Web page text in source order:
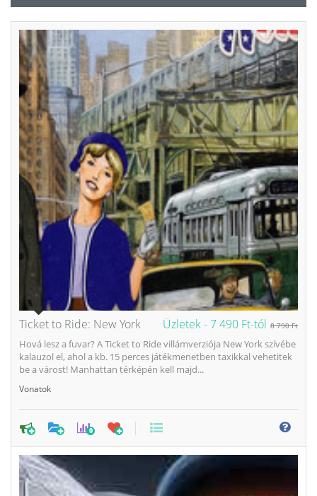
Üzletek -7 490 Ft-tól 8 790 Ft
Ticket to Ride: New York
Hová lesz a fuvar? A Ticket to Ride villámverziója New York szívébe
kalauzol el, ahol a kb. 15 perces játékmenetben taxikkal vehetitek
be a várost! Manhattan térképén kell majd...
Vonatok
0